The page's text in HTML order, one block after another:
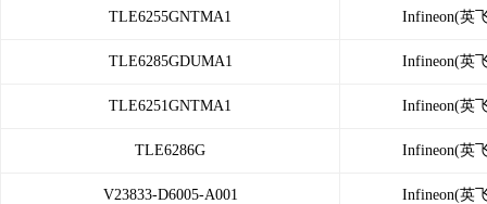
TLE6255GNTMA1 Infineon(英
TLE6285GDUMA1 Infineon(英
TLE6251GNTMA1 Infineon(英
TLE6286G Infineon(英
V23833-D6005-A001 Infineon(英